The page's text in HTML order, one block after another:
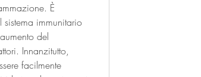
È
immunitario
del
Innanzitutto,
facilmente